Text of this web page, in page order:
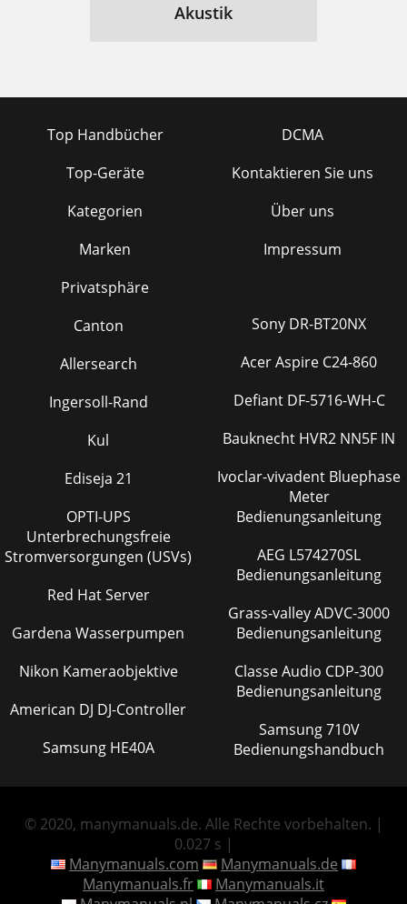
Akustik
Top Handbücher
Top-Geräte
Kategorien
Marken
Privatsphäre
DCMA
Kontaktieren Sie uns
Über uns
Impressum
Canton
Allersearch
Ingersoll-Rand
Kul
Ediseja 21
OPTI-UPS
Unterbrechungsfreie
Stromversorgungen (USVs)
Red Hat Server
Gardena Wasserpumpen
Nikon Kameraobjektive
American DJ DJ-Controller
Samsung HE40A
Sony DR-BT20NX
Acer Aspire C24-860
Defiant DF-5716-WH-C
Bauknecht HVR2 NN5F IN
Ivoclar-vivadent Bluephase
Meter
Bedienungsanleitung
AEG L574270SL
Bedienungsanleitung
Grass-valley ADVC-3000
Bedienungsanleitung
Classe Audio CDP-300
Bedienungsanleitung
Samsung 710V
Bedienungshandbuch
© 2020, manymanuals.de. Alle Rechte vorbehalten. |
0.027 s |
Manymanuals.com
Manymanuals.de
Manymanuals.fr
Manymanuals.it